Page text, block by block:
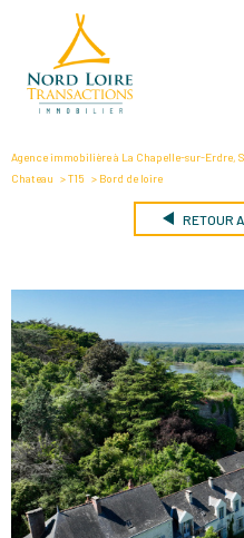
Agence immobilière à La Chapelle-sur-Erdre,
Chateau
T15 Bord de loire
RETOUR